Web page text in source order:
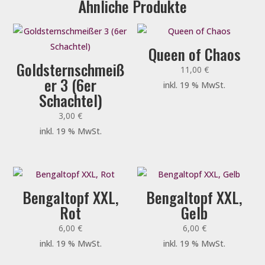
Ähnliche Produkte
Goldsternschmeiß
er 3 (6er
Schachtel)
3,00€
inkl. 19 % MwSt.
Queen of Chaos
11,00 €
inkl. 19 % MwSt.
Bengaltopf XXL,
Rot
6,00€
inkl. 19 % MwSt.
Bengaltopf XXL,
Gelb
6,00 €
inkl. 19 % MwSt.